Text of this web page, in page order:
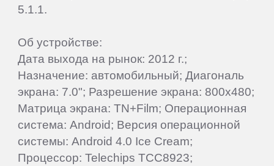
5.1.1.
Об устройстве:
Дата выхода на рынок: 2012 г.;
Назначение: автомобильный; Диагональ
экрана: 7.0"; Разрешение экрана: 800x480;
Матрица экрана: TN+Film; Операционная
система: Android; Версия операционной
системы: Android 4.0 Ice Cream;
Процессор: Telechips TCC8923;
Highscreen
HP
HTC
Huawei